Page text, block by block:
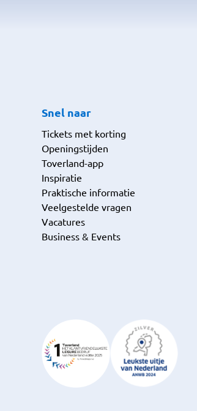
Snel naar
Tickets met korting
Openingstijden
Toverland-app
Inspiratie
Praktische informatie
Veelgestelde vragen
Vacatures
Business & Events